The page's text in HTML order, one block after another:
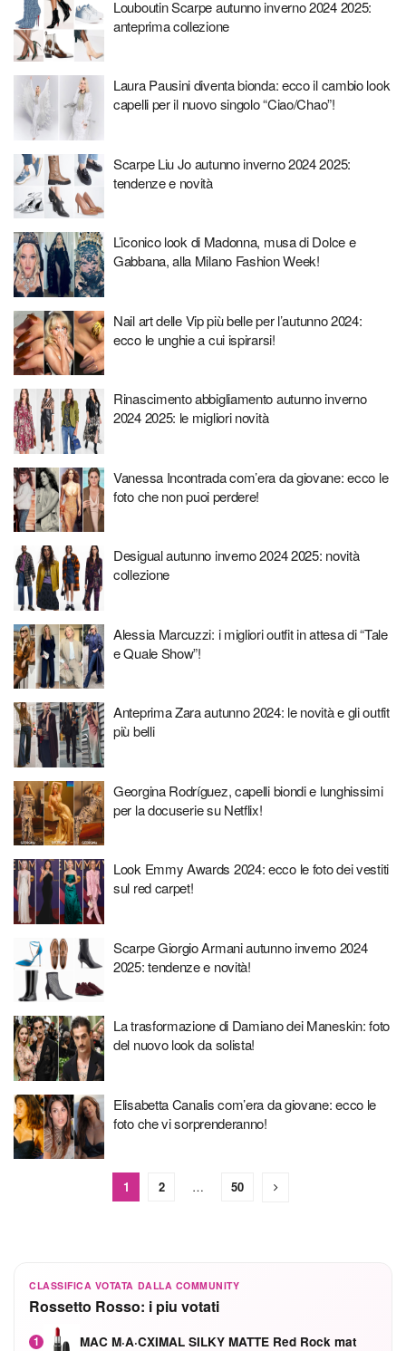
Louboutin Scarpe autunno inverno 2024 2025:
anteprima collezione
Laura Pausini diventa bionda: ecco il cambio look
capelli per il nuovo singolo “Ciao/Chao”!
Scarpe Liu Jo autunno inverno 2024 2025:
tendenze e novità
L’iconico look di Madonna, musa di Dolce e
Gabbana, alla Milano Fashion Week!
Nail art delle Vip più belle per l’autunno 2024:
ecco le unghie a cui ispirarsi!
Rinascimento abbigliamento autunno inverno
2024 2025: le migliori novità
Vanessa Incontrada com’era da giovane: ecco le
foto che non puoi perdere!
Desigual autunno inverno 2024 2025: novità
collezione
Alessia Marcuzzi: i migliori outfit in attesa di “Tale
e Quale Show”!
Anteprima Zara autunno 2024: le novità e gli outfit
più belli
Georgina Rodríguez, capelli biondi e lunghissimi
per la docuserie su Netflix!
Look Emmy Awards 2024: ecco le foto dei vestiti
sul red carpet!
Scarpe Giorgio Armani autunno inverno 2024
2025: tendenze e novità!
La trasformazione di Damiano dei Maneskin: foto
del nuovo look da solista!
Elisabetta Canalis com’era da giovane: ecco le
foto che vi sorprenderanno!
1 2 … 50
CLASSIFICA VOTATA DALLA COMMUNITY
Rossetto Rosso: i piu votati
1 MAC M·A·CXIMAL SILKY MATTE Red Rock mat